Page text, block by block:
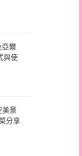
亞爾
與使
美景
分享